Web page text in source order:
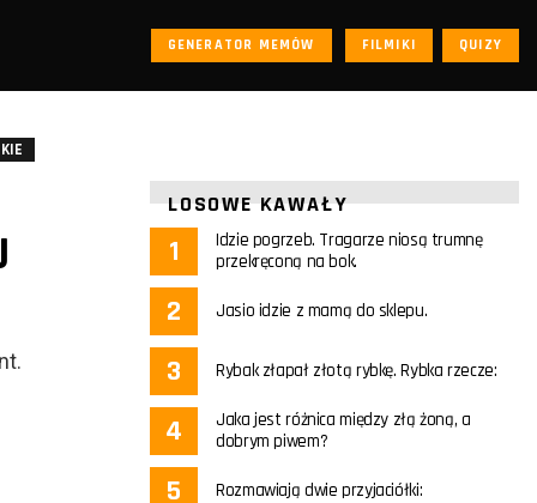
GENERATOR MEMÓW FILMIKI QUIZY
LOSOWE KAWAŁY
Idzie pogrzeb. Tragarze niosą trumnę
przekręconą na bok.
Jasio idzie z mamą do sklepu.
Rybak złapał złotą rybkę. Rybka rzecze:
Jaka jest różnica między złą żoną, a
dobrym piwem?
Rozmawiają dwie przyjaciółki: